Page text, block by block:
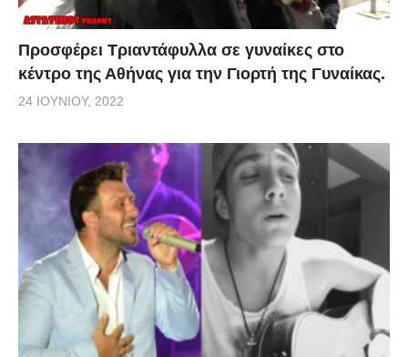
Προσφέρει Τριαντάφυλλα σε γυναίκες στο
κέντρο της Αθήνας για την Γιορτή της Γυναίκας.
24 ΙΟΥΝΊΟΥ, 2022